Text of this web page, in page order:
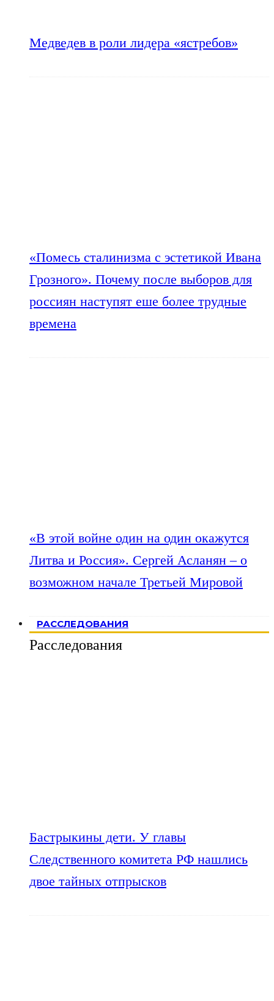
Медведев в роли лидера «ястребов»
«Помесь сталинизма с эстетикой Ивана
Грозного». Почему после выборов для
россиян наступят еше более трудные
времена
«В этой войне один на один окажутся
Литва и Россия». Сергей Асланян – о
возможном начале Третьей Мировой
РАССЛЕДОВАНИЯ
Расследования
Бастрыкины дети. У главы
Следственного комитета РФ нашлись
двое тайных отпрысков